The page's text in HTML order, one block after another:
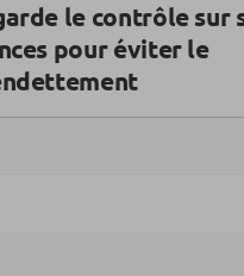
le contrôle sur
pour éviter le